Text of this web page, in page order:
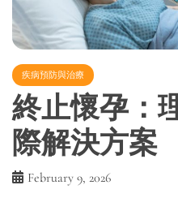
疾病預防與治療
終止懷孕：
際解決方案
February 9, 2026